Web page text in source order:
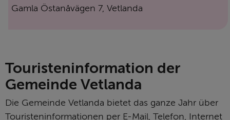
Gamla Östanåvägen 7, Vetlanda
Touristeninformation der
Gemeinde Vetlanda
Die Gemeinde Vetlanda bietet das ganze Jahr über
Touristeninformationen per E-Mail, Telefon, Internet